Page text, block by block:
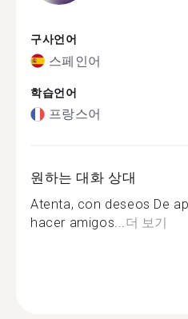
구사언어
스페인어
학습언어
프랑스어
원하는 대화 상대
Atenta, con deseos De
hacer amigos...더 보기